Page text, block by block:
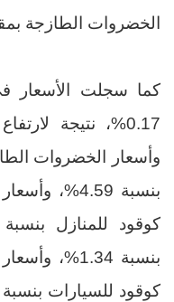
الخضروات الطازجة بمقدار
كما سجلت الأسعار
بنسبة
بنسبة